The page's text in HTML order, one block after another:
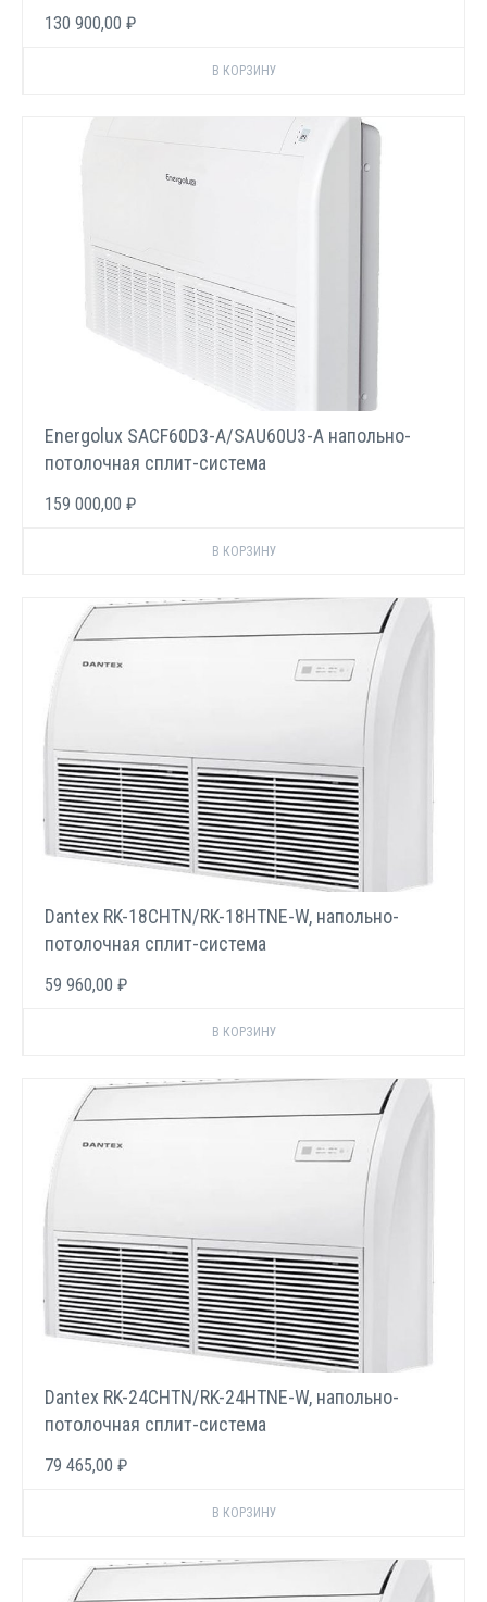
130 900,00 ₽
Energolux SACF60D3-A/SAU60U3-A напольно-
потолочная сплит-система
159 000,00 ₽
Dantex RK-18CHTN/RK-18HTNE-W, напольно-
потолочная сплит-система
59 960,00 ₽
Dantex RK-24CHTN/RK-24HTNE-W, напольно-
потолочная сплит-система
79 465,00 ₽